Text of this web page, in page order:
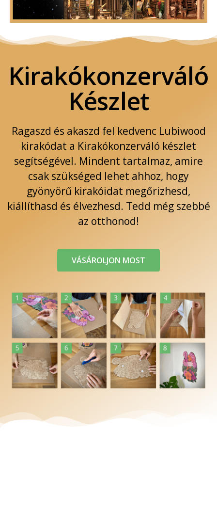
Kirakókonzerváló
Készlet
Ragaszd és akaszd fel kedvenc Lubiwood
kirakódat a Kirakókonzerváló készlet
segítségével. Mindent tartalmaz, amire
csak szükséged lehet ahhoz, hogy
gyönyörű kirakóidat megőrizhesd,
kiállíthasd és élvezhesd. Tedd még szebbé
az otthonod!
VÁSÁROLJON MOST